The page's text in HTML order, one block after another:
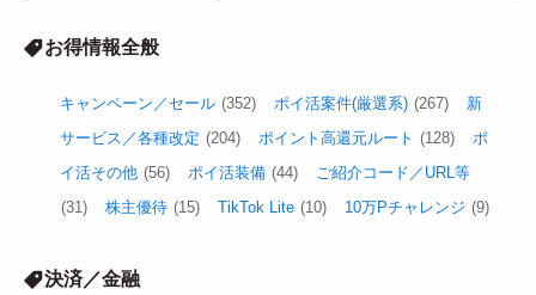
お得情報全般
キャンペーン／セール (352) ポイ活案件(厳選系) (267)
新
サービス／各種改定 (204) ポイント高還元ルート (128)
ポ
イ活その他 (56) ポイ活装備 (44)
ご紹介コード／URL等
(31)
株主優待 (15) TikTok Lite (10) 10万Pチャレンジ (9)
決済／金融